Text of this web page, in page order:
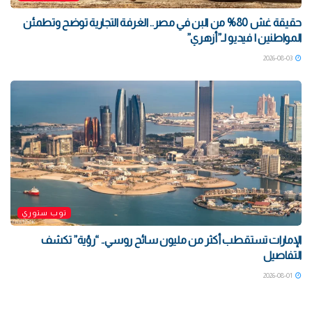
حقيقة غش 80% من البن في مصر.. الغرفة التجارية توضح وتطمئن
المواطنين | فيديو لـ”أزهري”
توب ستوري
الإمارات تستقطب أكثر من مليون سائح روسي.. “رؤية” تكشف
التفاصيل